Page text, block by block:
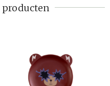
producten